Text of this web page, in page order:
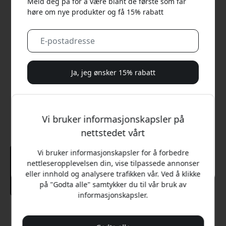
Anbefalt pris
Vi bruker informasjonskapsler på
nettstedet vårt
Vi bruker informasjonskapsler for å forbedre
nettleseropplevelsen din, vise tilpassede annonser
eller innhold og analysere trafikken vår. Ved å klikke
på "Godta alle" samtykker du til vår bruk av
informasjonskapsler.
høre om nye produkter og få 15% rabatt
Ja, jeg ønsker 15% rabatt
opplæringsserier og spesialtilbud.